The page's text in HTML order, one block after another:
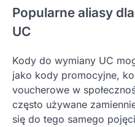
Popularne aliasy
UC
Kody do wymiany UC
jako kody promocyjne,
voucherowe w
często używane
się do tego samego